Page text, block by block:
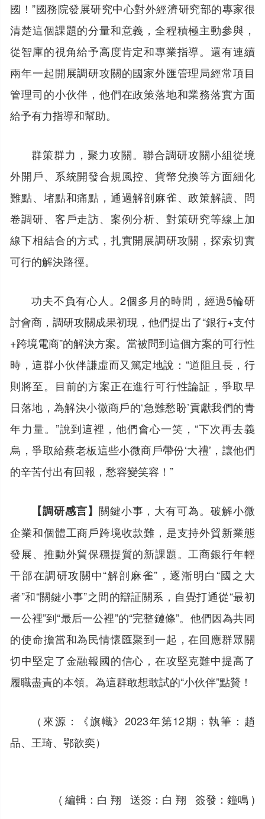
國！”國務院發展研究中心對外經濟研究部的專家很
清楚這個課題的分量和意義，全程積極主動參與，
從智庫的視角給予高度肯定和專業指導。還有連續
兩年一起開展調研攻關的國家外匯管理局經常項目
管理司的小伙伴，他們在政策落地和業務落實方面
給予有力指導和幫助。
群策群力，聚力攻關。聯合調研攻關小組從境
外開戶、系統開發合規風控、貨幣兌換等方面細化
難點、堵點和痛點，通過解剖麻雀、政策解讀、問
卷調研、客戶走訪、案例分析、對策研究等線上加
線下相結合的方式，扎實開展調研攻關，探索切實
可行的解決路徑。
功夫不負有心人。2個多月的時間，經過5輪研
討會商，調研攻關成果初現，他們提出了“銀行+支付
+跨境電商”的解決方案。當被問到這個方案的可行性
時，這群小伙伴謙虛而又篤定地說：“道阻且長，行
則將至。目前的方案正在進行可行性論証，爭取早
日落地，為解決小微商戶的‘急難愁盼’貢獻我們的青
年力量。”說到這裡，他們會心一笑，“下次再去義
烏，爭取給蔡老板這些小微商戶帶份‘大禮’，讓他們
的辛苦付出有回報，愁容變笑容！”
【調研感言】 關鍵小事，大有可為。破解小微
企業和個體工商戶跨境收款難，是支持外貿新業態
發展、推動外貿保穩提質的新課題。工商銀行年輕
干部在調研攻關中“解剖麻雀”，逐漸明白“國之大
者”和“關鍵小事”之間的辯証關系，自覺打通從“最初
一公裡”到“最后一公裡”的“完整鏈條”。他們因為共同
的使命擔當和為民情懷匯聚到一起，在回應群眾關
切中堅定了金融報國的信心，在攻堅克難中提高了
履職盡責的本領。為這群敢想敢試的“小伙伴”點贊！
（來源：《旗幟》2023年第12期﹔執筆：趙
品、王琦、鄂歆奕）
( 編輯：白 翔 送簽：白 翔 簽發：鐘鳴 )